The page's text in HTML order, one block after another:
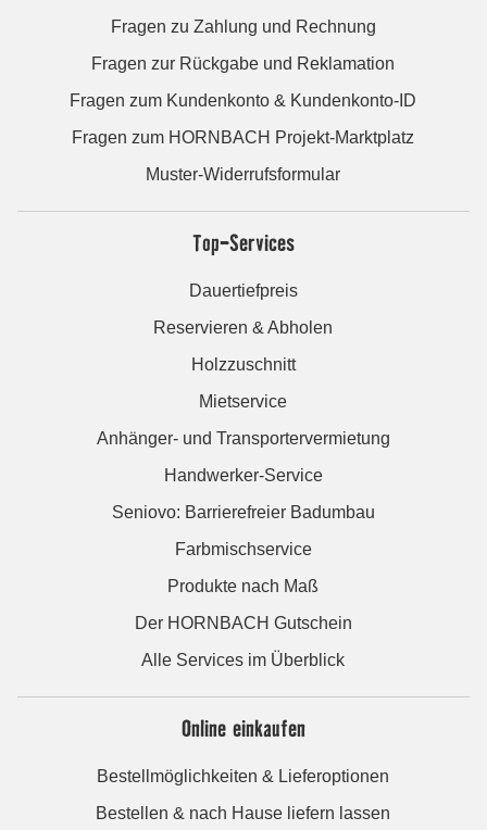
Fragen zu Zahlung und Rechnung
Fragen zur Rückgabe und Reklamation
Fragen zum Kundenkonto & Kundenkonto-ID
Fragen zum HORNBACH Projekt-Marktplatz
Muster-Widerrufsformular
Top-Services
Dauertiefpreis
Reservieren & Abholen
Holzzuschnitt
Mietservice
Anhänger- und Transportervermietung
Handwerker-Service
Seniovo: Barrierefreier Badumbau
Farbmischservice
Produkte nach Maß
Der HORNBACH Gutschein
Alle Services im Überblick
Online einkaufen
Bestellmöglichkeiten & Lieferoptionen
Bestellen & nach Hause liefern lassen